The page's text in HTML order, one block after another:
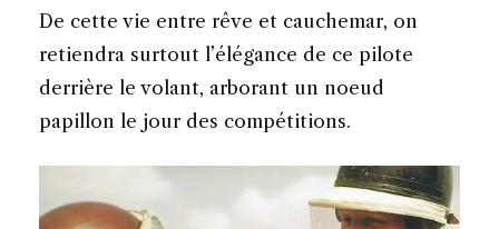
De cette vie entre rêve et cauchemar, on
retiendra surtout l’élégance de ce pilote
derrière le volant, arborant un noeud
papillon le jour des compétitions.